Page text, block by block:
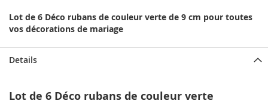
Lot de 6 Déco rubans de couleur verte de 9 cm pour toutes
vos décorations de mariage
Details
Lot de 6 Déco rubans de couleur verte